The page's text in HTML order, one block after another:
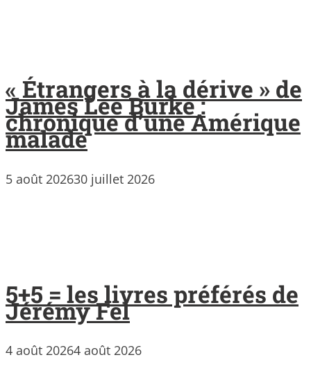
« Étrangers à la dérive » de
James Lee Burke :
chronique d’une Amérique
malade
5 août 202630 juillet 2026
5+5 = les livres préférés de
Jérémy Fel
4 août 20264 août 2026